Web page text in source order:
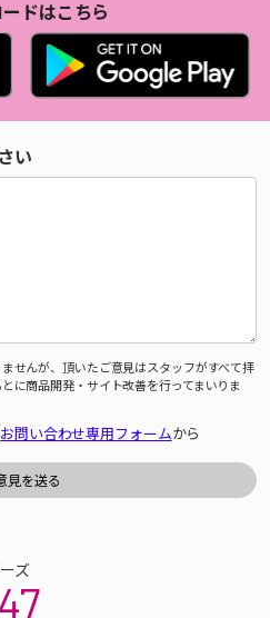
ドはこちら
い
せんが、頂いたご意見はスタッフがすべて拝
に商品開発・サイト改善を行ってまいりま
お問い合わせ専用フォームから
ズ